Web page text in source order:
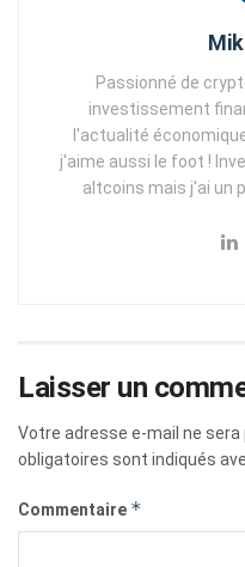
Passionné de
investissement
l'actualité
j'aime aussi le foot !
altcoins mais j'ai un
Laisser un
Votre adresse e-mail ne sera
obligatoires sont indiqués
Commentaire *